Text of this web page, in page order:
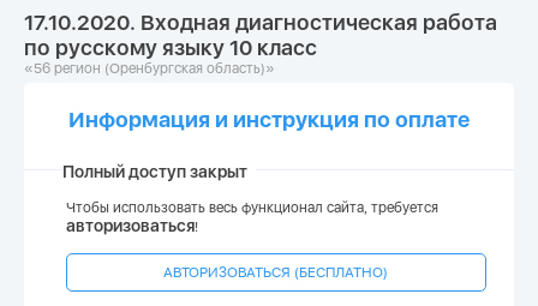
17.10.2020. Входная диагностическая работа
по русскому языку 10 класс
«56 регион (Оренбургская область)»
Информация и инструкция по оплате
Полный доступ закрыт
Чтобы использовать весь функционал сайта, требуется
авторизоваться!
АВТОРИЗОВАТЬСЯ (БЕСПЛАТНО)